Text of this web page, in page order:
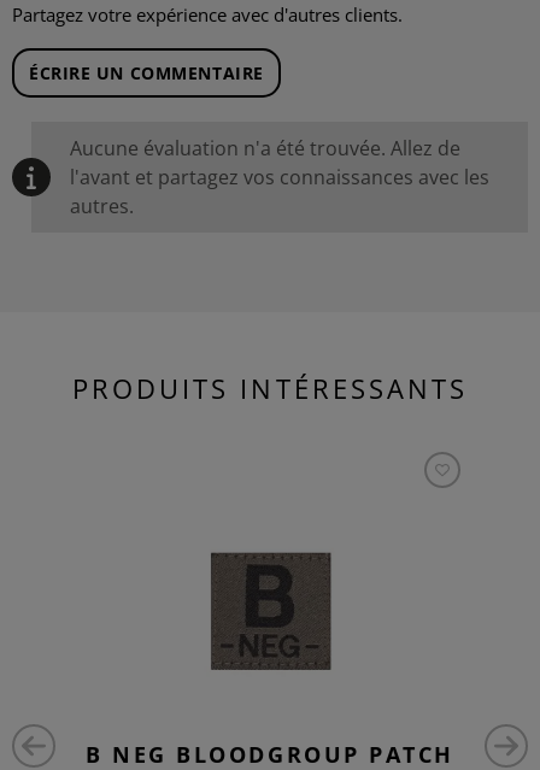
Partagez votre expérience avec d'autres clients.
ÉCRIRE UN COMMENTAIRE
Aucune évaluation n'a été trouvée. Allez de
l'avant et partagez vos connaissances avec les
autres.
PRODUITS INTÉRESSANTS
B NEG BLOODGROUP PATCH